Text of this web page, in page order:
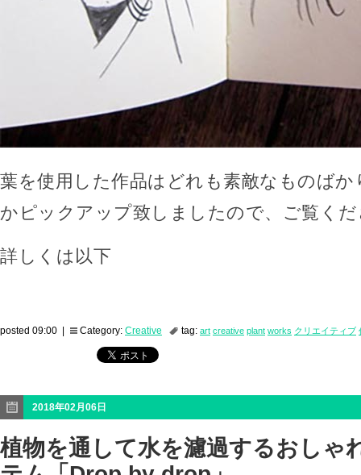
葉を使用した作品はどれも素敵なものば
かピックアップ致しましたので、ご覧く
詳しくは以下
posted 09:00 | Category: Creative tag: art creative plant works クリエイティブ
2018年02月06日
植物を通して水を濾過するおしゃ